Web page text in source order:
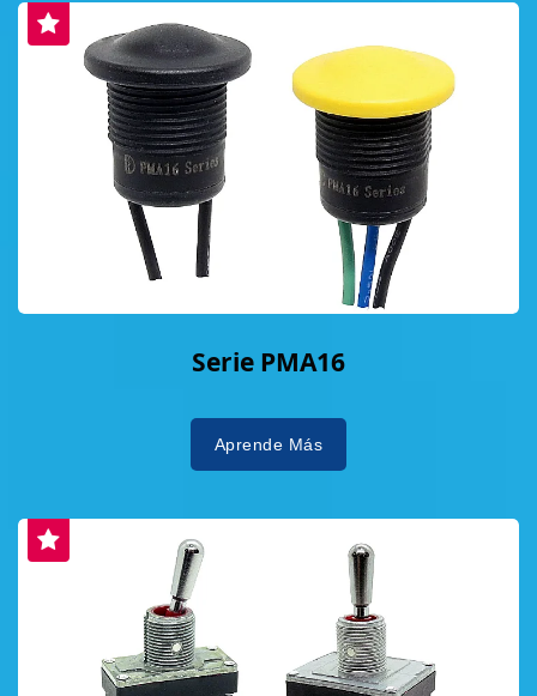
Serie PMA16
Aprende Más